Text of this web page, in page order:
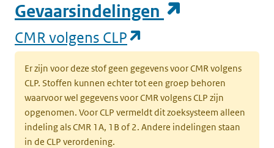
Gevaarsindelingen
CMR volgens CLP
Er zijn voor deze stof geen gegevens voor CMR volgens
CLP. Stoffen kunnen echter tot een groep behoren
waarvoor wel gegevens voor CMR volgens CLP zijn
opgenomen. Voor CLP vermeldt dit zoeksysteem alleen
indeling als CMR 1A, 1B of 2. Andere indelingen staan
in de CLP verordening.